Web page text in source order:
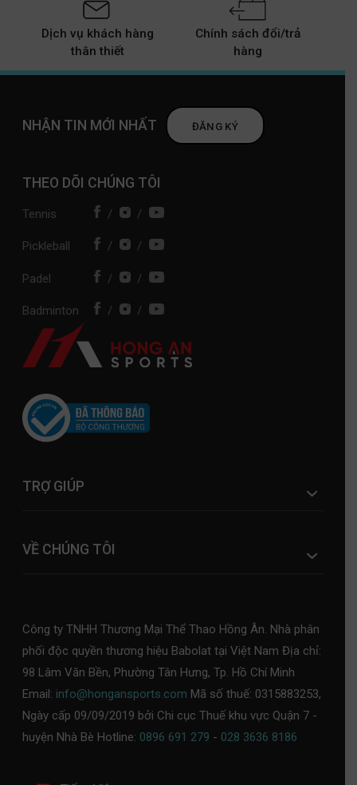
Dịch vụ khách hàng
thân thiết
Chính sách đổi/trả
hàng
NHẬN TIN MỚI NHẤT ĐĂNG KÝ
THEO DÕI CHÚNG TÔI
Tennis / /
Pickleball / /
Padel / /
Badminton / /
TRỢ GIÚP
VỀ CHÚNG TÔI
Công ty TNHH Thương Mại Thể Thao Hồng Ân. Nhà phân
phối độc quyền thương hiệu Babolat tại Việt Nam Địa chỉ:
98 Lâm Văn Bền, Phường Tân Hưng, Tp. Hồ Chí Minh
Email: info@hongansports.com Mã số thuế: 0315883253,
Ngày cấp 09/09/2019 bởi Chi cục Thuế khu vực Quận 7 -
huyện Nhà Bè Hotline: 0896 691 279 - 028 3636 8186